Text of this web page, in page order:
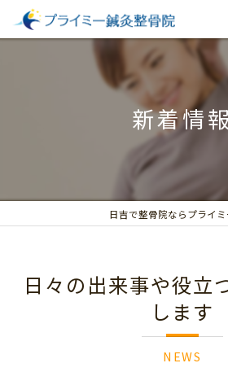
新着情報
日吉で整骨院ならプライ
日々の出来事や役立
します
NEWS